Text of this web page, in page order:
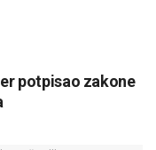
potpisao zakone